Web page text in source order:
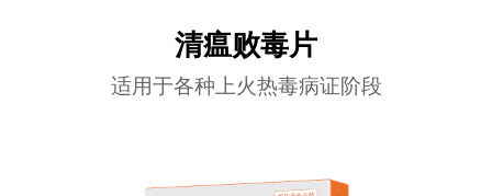
清瘟败毒片
适用于各种上火热毒病证阶段